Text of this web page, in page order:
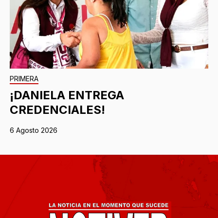
PRIMERA
¡DANIELA ENTREGA
CREDENCIALES!
6 Agosto 2026